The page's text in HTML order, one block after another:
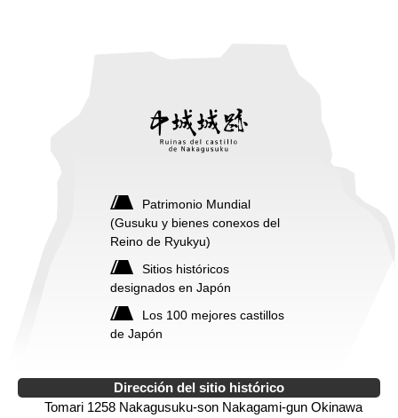
Patrimonio Mundial
(Gusuku y bienes conexos del
Reino de Ryukyu)
Sitios históricos
designados en Japón
Los 100 mejores castillos
de Japón
Dirección del sitio histórico
Tomari 1258 Nakagusuku-son Nakagami-gun Okinawa